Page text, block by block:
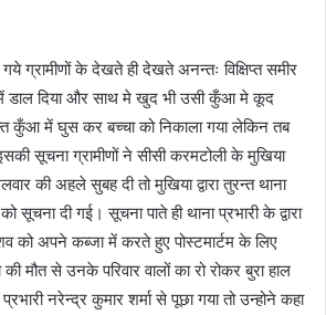
ग्रामीणों के देखते ही देखते अनन्तः विक्षिप्त समीर
दिया और साथ मे खुद भी उसी कुँआ मे कूद
कुँआ में घुस कर बच्चा को निकाला गया लेकिन तब
सूचना ग्रामीणों ने सीसी करमटोली के मुखिया
की अहले सुबह दी तो मुखिया द्वारा तुरन्त थाना
सूचना दी गई। सूचना पाते ही थाना प्रभारी के द्वारा
को अपने कब्जा में करते हुए पोस्टमार्टम के लिए
मौत से उनके परिवार वालों का रो रोकर बुरा हाल
नरेन्द्र कुमार शर्मा से पूछा गया तो उन्होने कहा